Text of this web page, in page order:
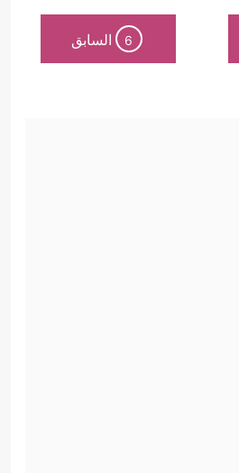
6 السابق